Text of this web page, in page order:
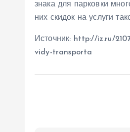
знака для парковки
них скидок на услуги
Источник: http://iz.ru/
vidy-transporta